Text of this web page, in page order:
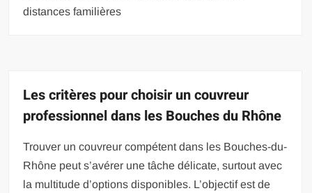
distances familières
Les critères pour choisir un couvreur
professionnel dans les Bouches du Rhône
Trouver un couvreur compétent dans les Bouches-du-
Rhône peut s’avérer une tâche délicate, surtout avec
la multitude d’options disponibles. L’objectif est de